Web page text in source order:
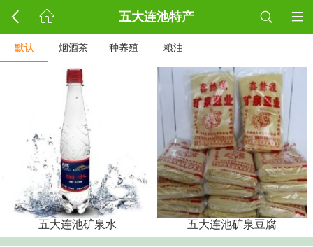
五大连池特产
默认 烟酒茶 种养殖 粮油
五大连池矿泉水 五大连池矿泉豆腐